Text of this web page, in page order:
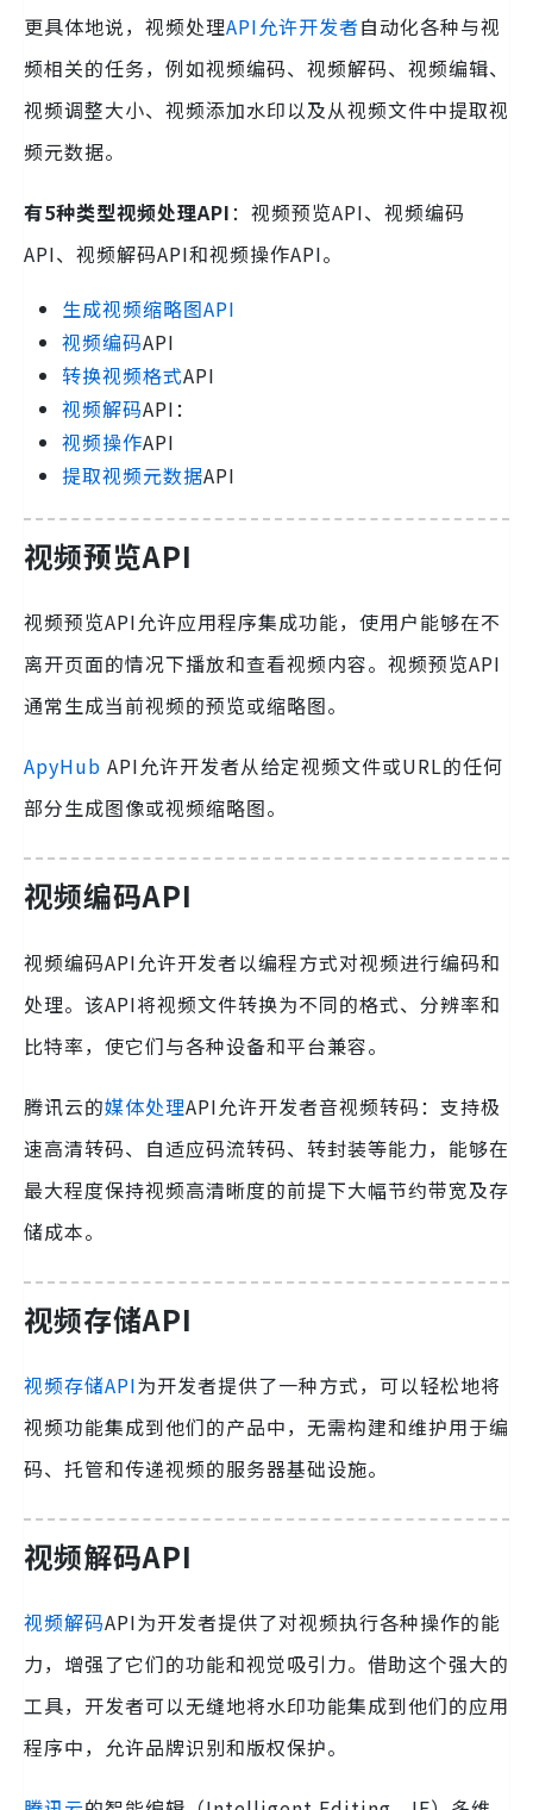
更具体地说，视频处理API允许开发者自动化各种与视
频相关的任务，例如视频编码、视频解码、视频编辑、
视频调整大小、视频添加水印以及从视频文件中提取视
频元数据。
有5种类型视频处理API：视频预览API、视频编码
API、视频解码API和视频操作API。
生成视频缩略图API
视频编码API
转换视频格式API
视频解码API：
视频操作API
提取视频元数据API
视频预览API
视频预览API允许应用程序集成功能，使用户能够在不
离开页面的情况下播放和查看视频内容。视频预览API
通常生成当前视频的预览或缩略图。
ApyHub API允许开发者从给定视频文件或URL的任何
部分生成图像或视频缩略图。
视频编码API
视频编码API允许开发者以编程方式对视频进行编码和
处理。该API将视频文件转换为不同的格式、分辨率和
比特率，使它们与各种设备和平台兼容。
腾讯云的媒体处理API允许开发者音视频转码：支持极
速高清转码、自适应码流转码、转封装等能力，能够在
最大程度保持视频高清晰度的前提下大幅节约带宽及存
储成本。
视频存储API
视频存储API为开发者提供了一种方式，可以轻松地将
视频功能集成到他们的产品中，无需构建和维护用于编
码、托管和传递视频的服务器基础设施。
视频解码API
视频解码API为开发者提供了对视频执行各种操作的能
力，增强了它们的功能和视觉吸引力。借助这个强大的
工具，开发者可以无缝地将水印功能集成到他们的应用
程序中，允许品牌识别和版权保护。